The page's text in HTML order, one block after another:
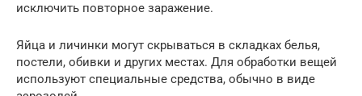
исключить повторное заражение.
Яйца и личинки могут скрываться в складках белья,
постели, обивки и других местах. Для обработки вещей
используют специальные средства, обычно в виде